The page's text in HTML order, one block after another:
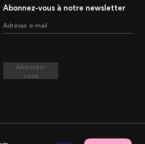
Abonnez-vous à notre newsletter
Adresse e-mail
Abonnez-
vous